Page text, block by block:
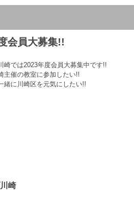
会員大募集!!
崎では2023年度会員大募集中です!!
主催の教室に参加したい!!
緒に川崎区を元気にしたい!!
崎